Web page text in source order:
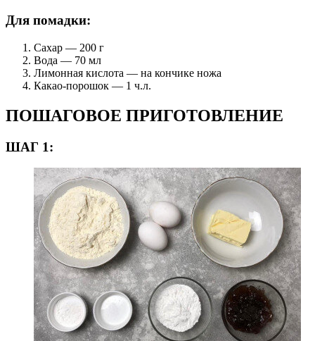
Для помадки:
Сахар — 200 г
Вода — 70 мл
Лимонная кислота — на кончике ножа
Какао-порошок — 1 ч.л.
ПОШАГОВОЕ ПРИГОТОВЛЕНИЕ
ШАГ 1: